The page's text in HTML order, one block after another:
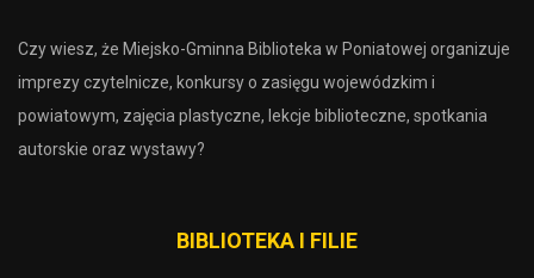
Czy wiesz, że Miejsko-Gminna Biblioteka w Poniatowej organizuje
imprezy czytelnicze, konkursy o zasięgu wojewódzkim i
powiatowym, zajęcia plastyczne, lekcje biblioteczne, spotkania
autorskie oraz wystawy?
BIBLIOTEKA I FILIE